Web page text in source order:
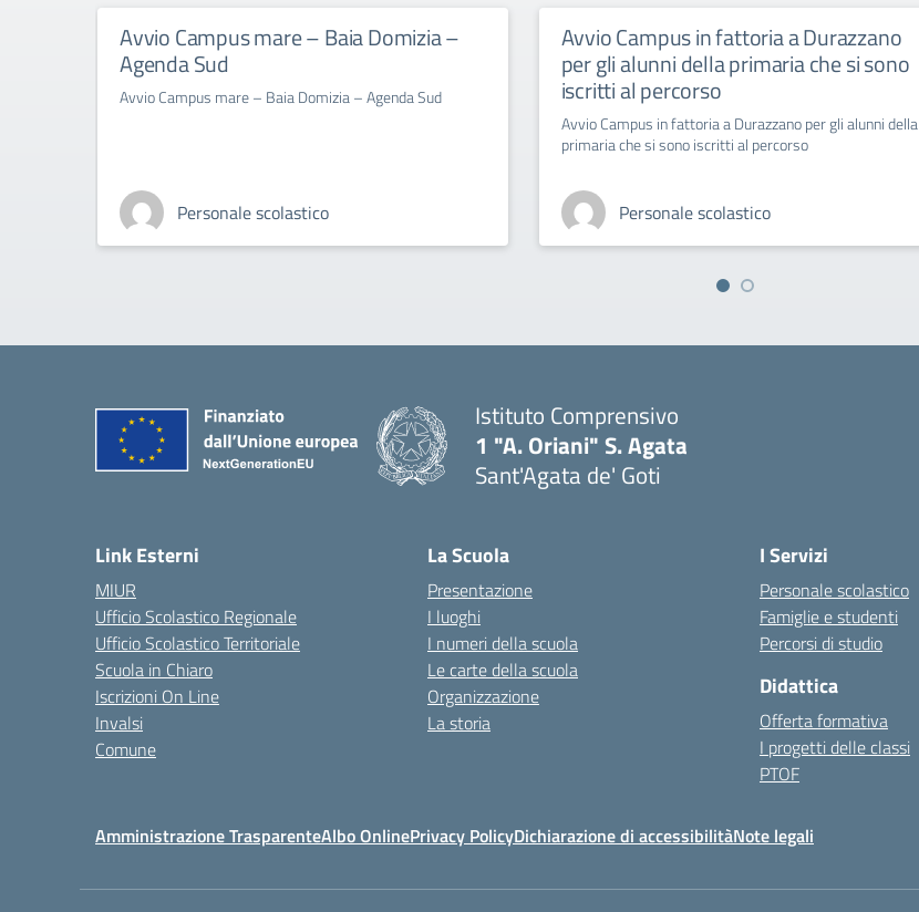
Avvio Campus mare – Baia Domizia –
Agenda Sud
Avvio Campus mare – Baia Domizia – Agenda Sud
Personale scolastico
Avvio Campus in fattoria a Durazzano
per gli alunni della primaria che si sono
iscritti al percorso
Avvio Campus in fattoria a Durazzano per gli alunni della
primaria che si sono iscritti al percorso
Personale scolastico
Istituto Comprensivo
1 "A. Oriani" S. Agata
Sant'Agata de' Goti
Link Esterni
MIUR
Ufficio Scolastico Regionale
Ufficio Scolastico Territoriale
Scuola in Chiaro
Iscrizioni On Line
Invalsi
Comune
La Scuola
Presentazione
I luoghi
I numeri della scuola
Le carte della scuola
Organizzazione
La storia
I Servizi
Personale scolastico
Famiglie e studenti
Percorsi di studio
Didattica
Offerta formativa
I progetti delle classi
PTOF
Amministrazione TrasparenteAlbo OnlinePrivacy PolicyDichiarazione di accessibilitàNote legali